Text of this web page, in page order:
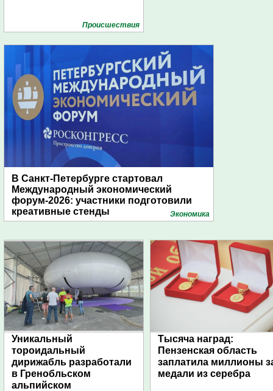
Проиcшествия
В Санкт-Петербурге стартовал
Международный экономический
форум-2026: участники подготовили
креативные стенды
Экономика
Уникальный
тороидальный
дирижабль разработали
в Гренобльском
альпийском
Тысяча наград:
Пензенская область
заплатила миллионы
медали из серебра